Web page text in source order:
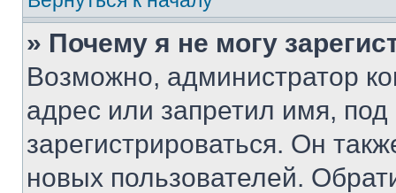
» Почему я не могу
Возможно, администратор
адрес или запретил имя,
зарегистрироваться. Он
новых пользователей.